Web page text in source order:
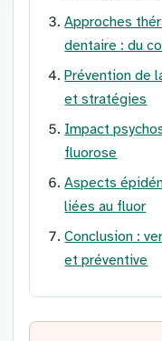
Approches
dentaire : du
Prévention de
et stratégies
Impact
fluorose
Aspects
liées au fluor
Conclusion :
et préventive